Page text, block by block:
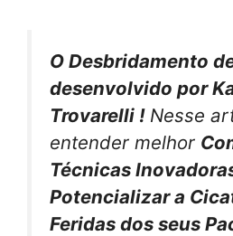
O Desbridamento
desenvolvido por
Trovarelli ! Nesse
entender melhor
Técnicas
Potencializar a
Feridas dos seus